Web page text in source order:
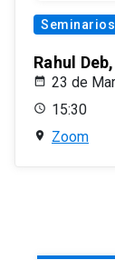
Seminarios
Rahul
23 de
15:30
Zoom